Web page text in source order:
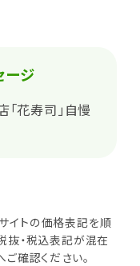
ージ
花寿司」自慢
イトの価格表記を順
抜・税込表記が混在
確認ください。